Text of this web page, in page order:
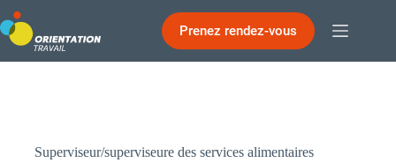
au
contenu
Prenez rendez-vous
Superviseur/superviseure des services alimentaires